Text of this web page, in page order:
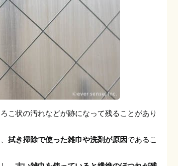
こ状の汚れなどが跡になって残ることがあり
拭き掃除で使った雑巾や洗剤が原因であるこ